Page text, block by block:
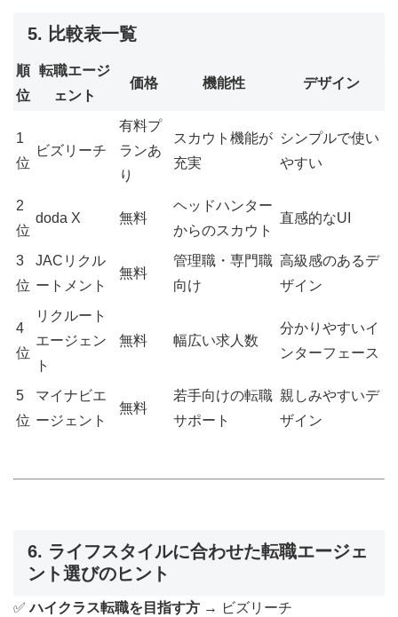
5. 比較表一覧
順
位
転職エージ
ェント
価格 機能性 デザイン
1
位
ビズリーチ
有料プ
ランあ
り
スカウト機能が
充実
シンプルで使い
やすい
2
位
doda X 無料
ヘッドハンター
からのスカウト
直感的なUI
3
位
JACリクル
ートメント
無料
管理職・専門職
向け
高級感のあるデ
ザイン
4
位
リクルート
エージェン
ト
無料 幅広い求人数
分かりやすいイ
ンターフェース
5
位
マイナビエ
ージェント
無料
若手向けの転職
サポート
親しみやすいデ
ザイン
6. ライフスタイルに合わせた転職エージェ
ント選びのヒント
✅ハイクラス転職を目指す方 → ビズリーチ